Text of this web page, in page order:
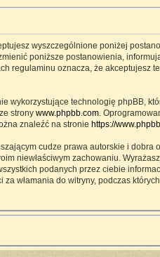
wyszczególnione poniżej
poniższe postanowienia,
regulaminu oznacza, że akceptujesz
wykorzystujące technologię phpBB,
strony www.phpbb.com .
znaleźć na stronie https://
cudze prawa autorskie i dobra
niewłaściwym zachowaniu.
podanych przez ciebie
włamania do witryny, podczas